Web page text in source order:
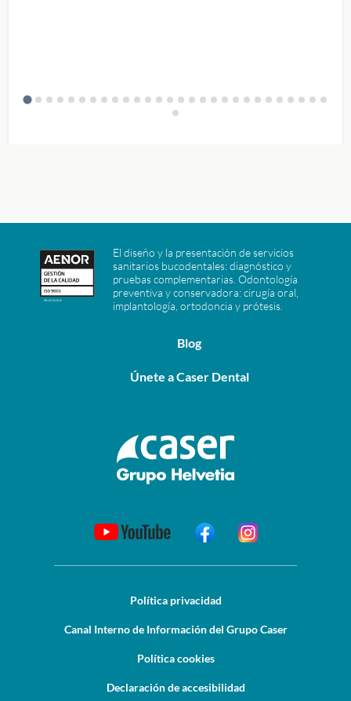
El diseño y la presentación de servicios
sanitarios bucodentales: diagnóstico y
pruebas complementarias. Odontología
preventiva y conservadora: cirugía oral,
implantología, ortodoncia y prótesis.
Blog
Únete a Caser Dental
Política privacidad
Canal Interno de Información del Grupo Caser
Política cookies
Declaración de accesibilidad